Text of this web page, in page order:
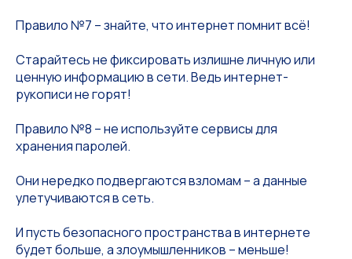
Правило №7 – знайте, что интернет помнит всё!
Старайтесь не фиксировать излишне личную или
ценную информацию в сети. Ведь интернет-
рукописи не горят!
Правило №8 – не используйте сервисы для
хранения паролей.
Они нередко подвергаются взломам – а данные
улетучиваются в сеть.
И пусть безопасного пространства в интернете
будет больше, а злоумышленников – меньше!